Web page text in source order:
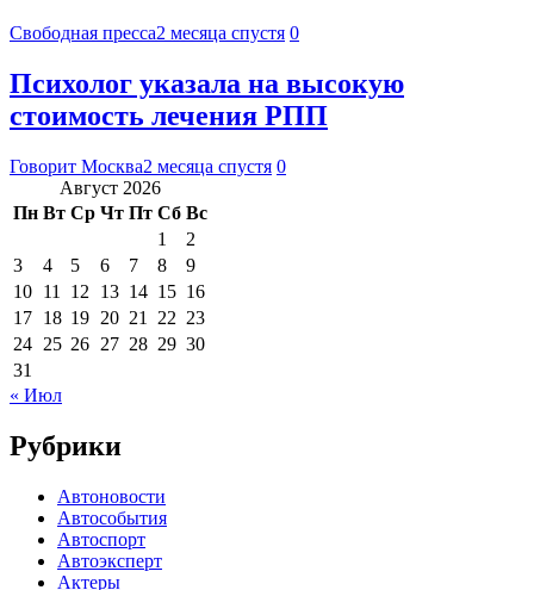
Свободная пресса2 месяца спустя 0
Психолог указала на высокую
стоимость лечения РПП
Говорит Москва2 месяца спустя 0
Август 2026
Пн Вт Ср Чт Пт Сб Вс
1
2
3
4 5 6 7 8
9
10 11 12 13 14 15 16
17 18 19 20 21 22 23
24 25 26 27 28 29 30
31
« Июл
Рубрики
Автоновости
Автособытия
Автоспорт
Автоэксперт
Актеры